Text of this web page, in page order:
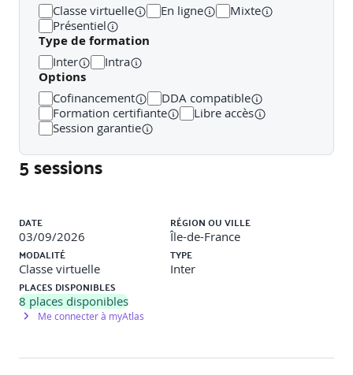
Classe virtuelle En ligne
Mixte
Présentiel
Type de formation
Inter Intra
Options
Cofinancement
DDA compatible
Formation certifiante
Libre accès
Session garantie
5 sessions
DATE
03/09/2026
RÉGION OU VILLE
Île-de-France
MODALITÉ
Classe virtuelle
TYPE
Inter
PLACES DISPONIBLES
8 places disponibles
Me connecter à myAtlas